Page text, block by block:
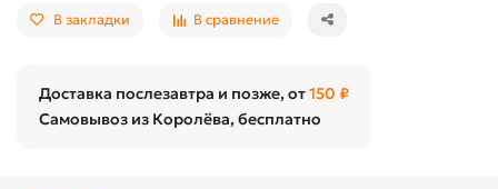
В закладки В сравнение
Доставка послезавтра и позже, от150 ₽
Самовывоз из Королёва, бесплатно